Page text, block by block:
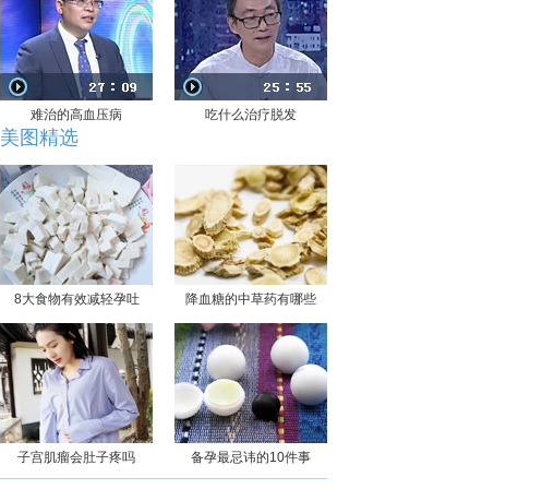
难治的高血压病 吃什么治疗脱发
美图精选
8大食物有效减轻孕吐 降血糖的中草药有哪些
子宫肌瘤会肚子疼吗 备孕最忌讳的10件事